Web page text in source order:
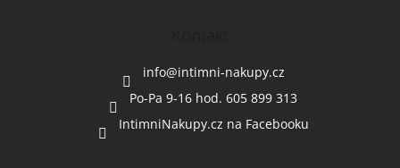
info@intimni-nakupy.cz
Po-Pa 9-16 hod. 605 899 313
IntimniNakupy.cz na Facebooku